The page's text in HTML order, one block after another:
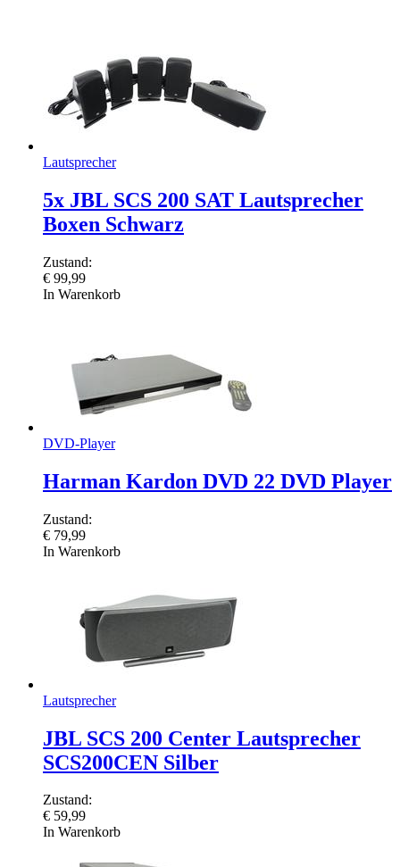
Lautsprecher
5x JBL SCS 200 SAT Lautsprecher
Boxen Schwarz
Zustand:
€ 99,99
In Warenkorb
DVD-Player
Harman Kardon DVD 22 DVD Player
Zustand:
€ 79,99
In Warenkorb
Lautsprecher
JBL SCS 200 Center Lautsprecher
SCS200CEN Silber
Zustand:
€ 59,99
In Warenkorb